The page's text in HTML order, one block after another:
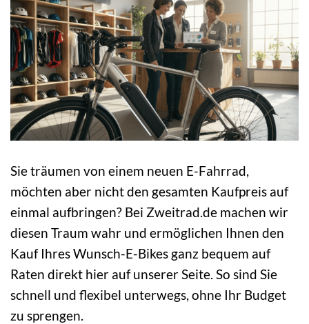
Sie träumen von einem neuen E-Fahrrad,
möchten aber nicht den gesamten Kaufpreis auf
einmal aufbringen? Bei Zweitrad.de machen wir
diesen Traum wahr und ermöglichen Ihnen den
Kauf Ihres Wunsch-E-Bikes ganz bequem auf
Raten direkt hier auf unserer Seite. So sind Sie
schnell und flexibel unterwegs, ohne Ihr Budget
zu sprengen.